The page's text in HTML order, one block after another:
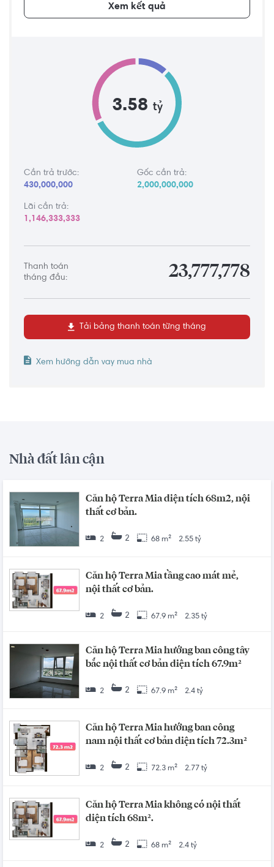
Xem kết quả
3.58 tỷ
Cần trả trước:
430,000,000
Gốc cần trả:
2,000,000,000
Lãi cần trả:
1,146,333,333
Thanh toán
tháng đầu:
23,777,778
Tải bảng thanh toán từng tháng
Xem hướng dẫn vay mua nhà
Nhà đất lân cận
Căn hộ Terra Mia diện tích 68m2, nội
thất cơ bản.
2 2 68 m² 2.55 tỷ
Căn hộ Terra Mia tầng cao mát mẻ,
nội thất cơ bản.
2 2 67.9 m² 2.35 tỷ
Căn hộ Terra Mia hướng ban công tây
bắc nội thất cơ bản diện tích 67.9m²
2 2 67.9 m² 2.4 tỷ
Căn hộ Terra Mia hướng ban công
nam nội thất cơ bản diện tích 72.3m²
2 2 72.3 m² 2.77 tỷ
Căn hộ Terra Mia không có nội thất
diện tích 68m².
2 2 68 m² 2.4 tỷ